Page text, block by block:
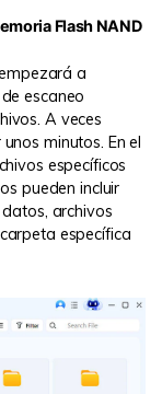
Flash NAND
a
escaneo
A veces
minutos. En el
específicos
pueden incluir
archivos
específica